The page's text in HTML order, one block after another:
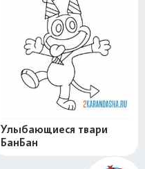
Улыбающиеся твари
БанБан